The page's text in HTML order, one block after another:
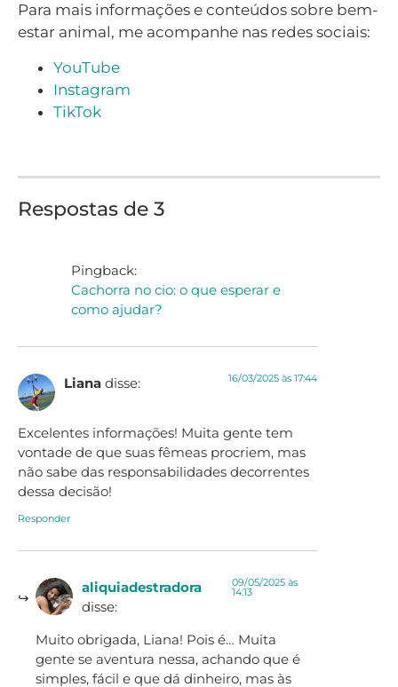
Para mais informações e conteúdos sobre bem-
estar animal, me acompanhe nas redes sociais:
YouTube
Instagram
TikTok
Respostas de 3
Pingback:
Cachorra no cio: o que esperar e
como ajudar?
Liana disse: 16/03/2025 às 17:44
Excelentes informações! Muita gente tem
vontade de que suas fêmeas procriem, mas
não sabe das responsabilidades decorrentes
dessa decisão!
Responder
aliquiadestradora
disse:
09/05/2025 às
14:13
Muito obrigada, Liana! Pois é… Muita
gente se aventura nessa, achando que é
simples, fácil e que dá dinheiro, mas às